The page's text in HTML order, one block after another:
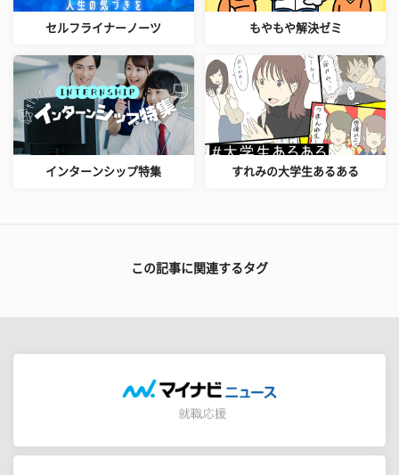
セルフライナーノーツ もやもや解決ゼミ
インターンシップ特集 すれみの大学生あるある
この記事に関連するタグ